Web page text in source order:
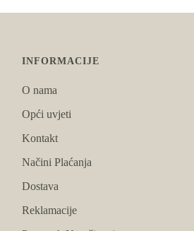
INFORMACIJE
O nama
Opći uvjeti
Kontakt
Načini Plaćanja
Dostava
Reklamacije